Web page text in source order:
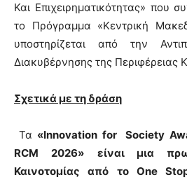
Και Επιχειρηματικότητας» που
το Πρόγραμμα «Κεντρική
υποστηρίζεται από την
Διακυβέρνησης της Περιφέρειας
Σχετικά με τη δράση
Τα «Innovation forSociety
RCM 2026»
είναι μια
Καινοτομίας από το One